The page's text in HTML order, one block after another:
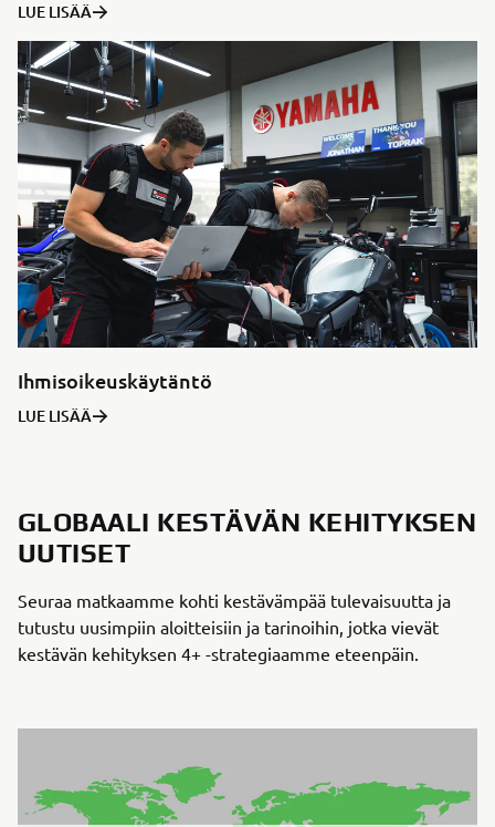
LUE LISÄÄ
Ihmisoikeuskäytäntö
LUE LISÄÄ
GLOBAALI KESTÄVÄN KEHITYKSEN
UUTISET
Seuraa matkaamme kohti kestävämpää tulevaisuutta ja
tutustu uusimpiin aloitteisiin ja tarinoihin, jotka vievät
kestävän kehityksen 4+ -strategiaamme eteenpäin.